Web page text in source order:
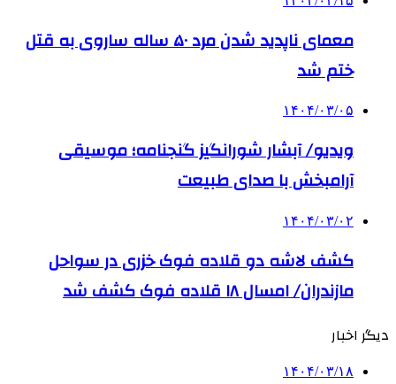
معمای ناپدید شدن مرد ۵۰ ساله ساروی به قتل
ختم شد
۱۴۰۴/۰۳/۰۵
ویدیو/ آبشار شورانگیز گنجنامه؛ موسیقی
آرامبخش با صدای طبیعت
۱۴۰۴/۰۳/۰۲
کشف لاشه دو قلاده فوک خزری در سواحل
مازندران/ امسال ۱۸ قلاده فوک کشف شد
دیگر اخبار
۱۴۰۴/۰۳/۱۸